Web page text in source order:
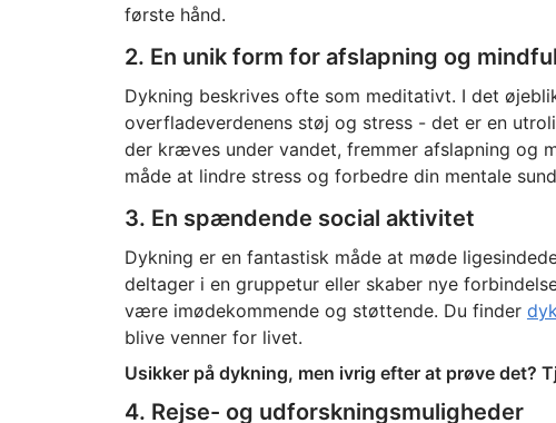
første hånd.
2. En unik form for afslapning og
Dykning beskrives ofte som meditativt. I det
overfladeverdenens støj og stress - det er en
der kræves under vandet, fremmer afslapning og
måde at lindre stress og forbedre din mentale
3. En spændende social aktivitet
Dykning er en fantastisk måde at møde
deltager i en gruppetur eller skaber nye
være imødekommende og støttende. Du finder
blive venner for livet.
Usikker på dykning, men ivrig efter at prøve det?
4. Rejse- og udforskningsmuligheder